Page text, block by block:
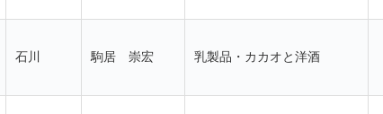
石川 駒居 崇宏 乳製品・カカオと洋酒